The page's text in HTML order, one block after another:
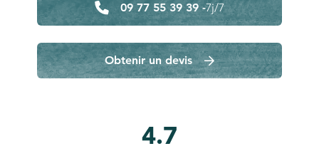
09 77 55 39 39 -7j/7
Obtenir un devis
4.7